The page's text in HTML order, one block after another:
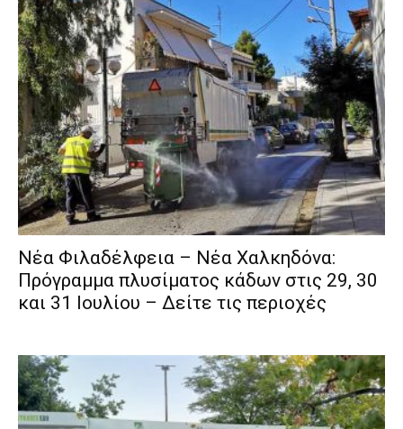
Νέα Φιλαδέλφεια – Νέα Χαλκηδόνα:
Πρόγραμμα πλυσίματος κάδων στις 29, 30
και 31 Ιουλίου – Δείτε τις περιοχές